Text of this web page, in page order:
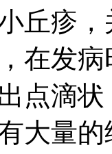
丘疹
在发
点滴
大量